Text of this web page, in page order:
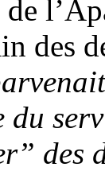
des
du
des